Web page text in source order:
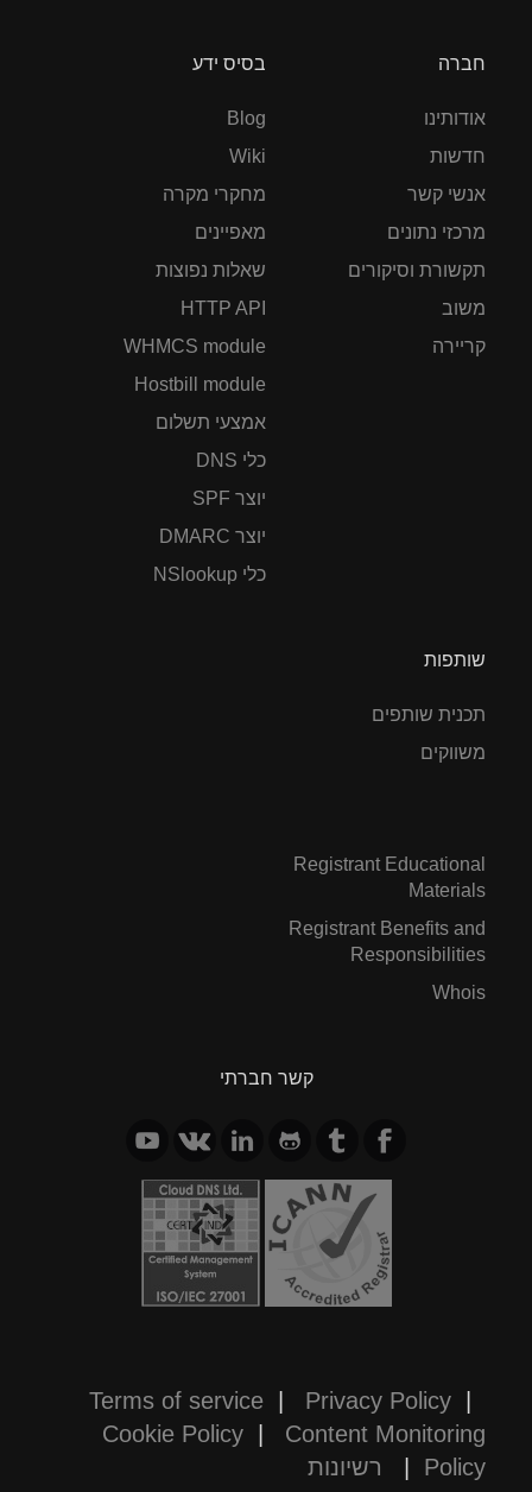
חברה
אודותינו
חדשות
אנשי קשר
מרכזי נתונים
תקשורת וסיקורים
משוב
קריירה
בסיס ידע
Blog
Wiki
מחקרי מקרה
מאפיינים
שאלות נפוצות
HTTP API
WHMCS module
Hostbill module
אמצעי תשלום
כלי DNS
יוצר SPF
יוצר DMARC
כלי NSlookup
שותפות
תכנית שותפים
משווקים
Registrant Educational
Materials
Registrant Benefits and
Responsibilities
Whois
קשר חברתי
Terms of service | Privacy Policy |
Cookie Policy | Content Monitoring
Policy
| רשיונות